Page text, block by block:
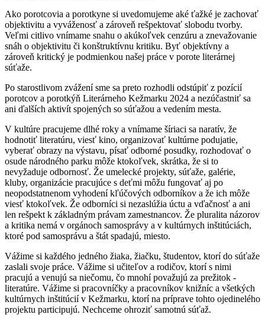
Ako porotcovia a porotkyne si uvedomujeme aké ťažké je zachovať
objektivitu a vyváženosť a zároveň rešpektovať slobodu tvorby.
Veľmi citlivo vnímame snahu o akúkoľvek cenzúru a znevažovanie
snáh o objektivitu či konštruktívnu kritiku. Byť objektívny a
zároveň kritický je podmienkou našej práce v porote literárnej
súťaže.
Po starostlivom zvážení sme sa preto rozhodli odstúpiť z pozícií
porotcov a porotkýň Literárneho Kežmarku 2024 a nezúčastniť sa
ani ďalších aktivít spojených so súťažou a vedením mesta.
V kultúre pracujeme dlhé roky a vnímame šíriaci sa naratív, že
hodnotiť literatúru, viesť kino, organizovať kultúrne podujatie,
vyberať obrazy na výstavu, písať odborné posudky, rozhodovať o
osude národného parku môže ktokoľvek, skrátka, že si to
nevyžaduje odbornosť. Že umelecké projekty, súťaže, galérie,
kluby, organizácie pracujúce s deťmi môžu fungovať aj po
neopodstatnenom vyhodení kľúčových odborníkov a že ich môže
viesť ktokoľvek. Že odborníci si nezaslúžia úctu a vďačnosť a ani
len rešpekt k základným právam zamestnancov. Že pluralita názorov
a kritika nemá v orgánoch samosprávy a v kultúrnych inštitúciách,
ktoré pod samosprávu a štát spadajú, miesto.
Vážime si každého jedného žiaka, žiačku, študentov, ktorí do súťaže
zaslali svoje práce. Vážime si učiteľov a rodičov, ktorí s nimi
pracujú a venujú sa niečomu, čo mnohí považujú za prežitok -
literatúre. Vážime si pracovníčky a pracovníkov knižníc a všetkých
kultúrnych inštitúcií v Kežmarku, ktorí na príprave tohto ojedinelého
projektu participujú. Nechceme ohroziť samotnú súťaž.